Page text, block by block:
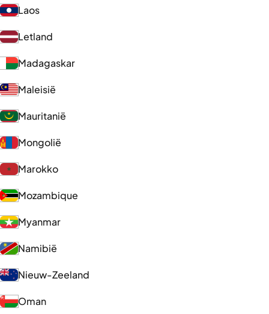
Laos
Letland
Madagaskar
Maleisië
Mauritanië
Mongolië
Marokko
Mozambique
Myanmar
Namibië
Nieuw-Zeeland
Oman